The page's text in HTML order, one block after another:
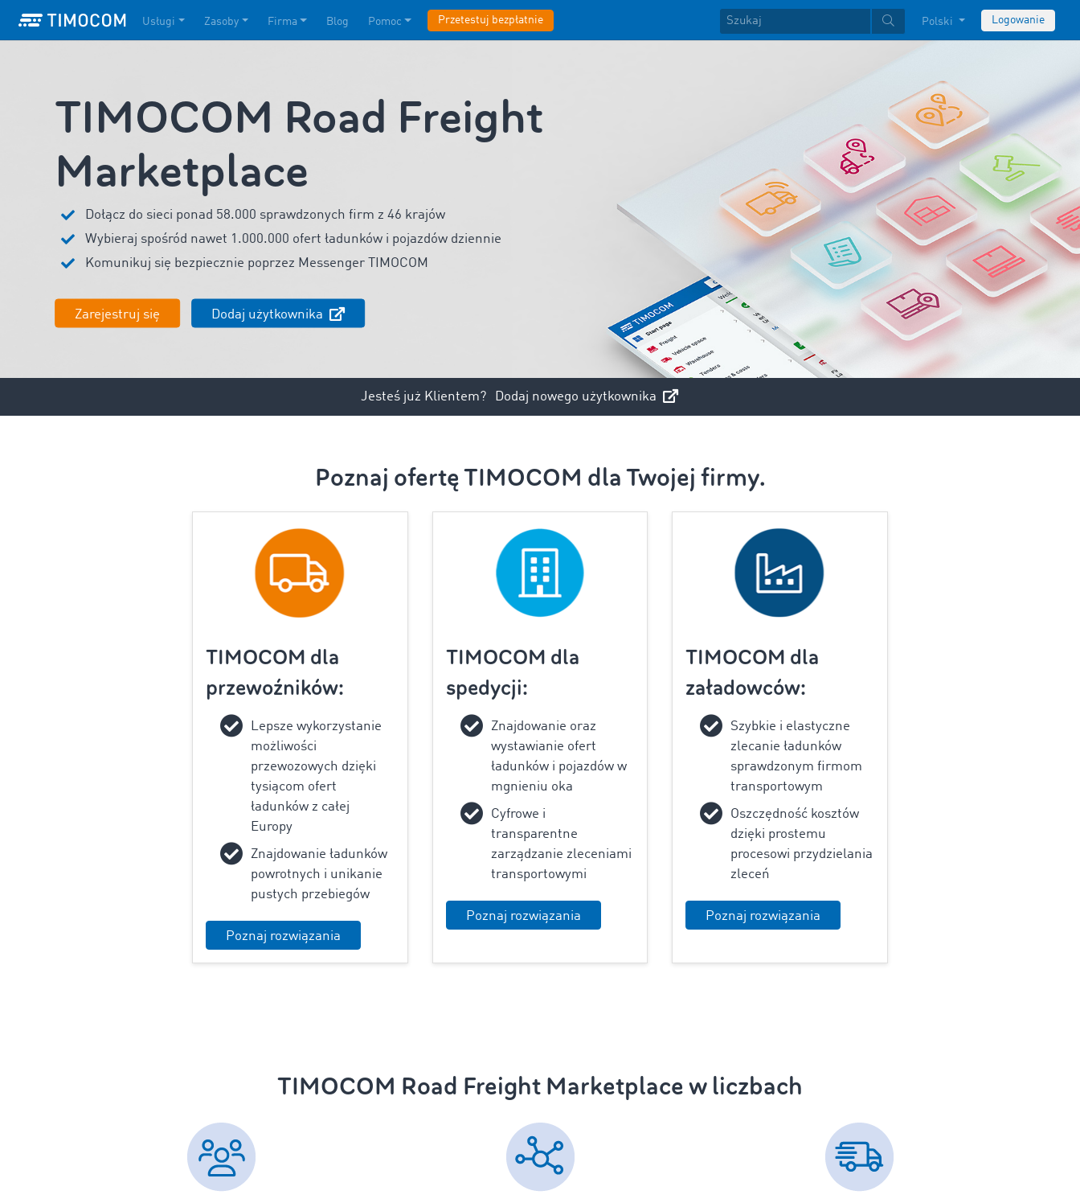
Usługi Zasoby Firma Blog Pomoc Przetestuj bezpłatnie Polski Logowanie
TIMOCOM Road Freight
Marketplace
Dołącz do sieci ponad 58.000 sprawdzonych firm z 46 krajów
Wybieraj spośród nawet 1.000.000 ofert ładunków i pojazdów dziennie
Komunikuj się bezpiecznie poprzez Messenger TIMOCOM
Zarejestruj się Dodaj użytkownika
Jesteś już Klientem? Dodaj nowego użytkownika
Poznaj ofertę TIMOCOM dla Twojej firmy.
TIMOCOM dla
przewoźników:
Lepsze wykorzystanie
możliwości
przewozowych dzięki
tysiącom ofert
ładunków z całej
Europy
Znajdowanie ładunków
powrotnych i unikanie
pustych przebiegów
Poznaj rozwiązania
TIMOCOM dla
spedycji:
Znajdowanie oraz
wystawianie ofert
ładunków i pojazdów w
mgnieniu oka
Cyfrowe i
transparentne
zarządzanie zleceniami
transportowymi
Poznaj rozwiązania
TIMOCOM dla
załadowców:
Szybkie i elastyczne
zlecanie ładunków
sprawdzonym firmom
transportowym
Oszczędność kosztów
dzięki prostemu
procesowi przydzielania
zleceń
Poznaj rozwiązania
TIMOCOM Road Freight Marketplace w liczbach